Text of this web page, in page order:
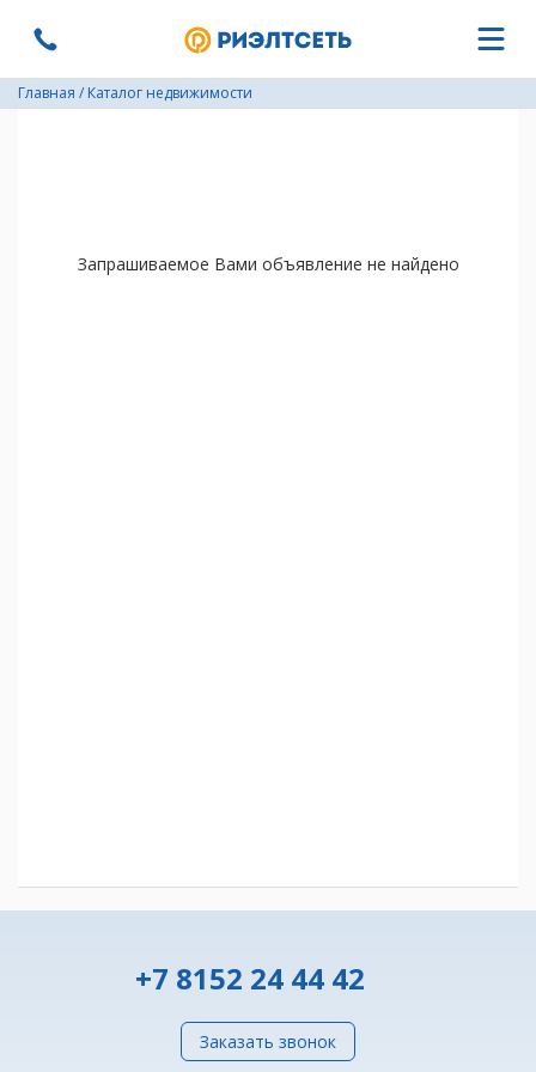
Главная / Каталог недвижимости
Запрашиваемое Вами объявление не найдено
+7 8152 24 44 42
Заказать звонок